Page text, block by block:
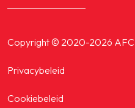
Copyright © 2020-2026 AFC
Privacybeleid
Cookiebeleid